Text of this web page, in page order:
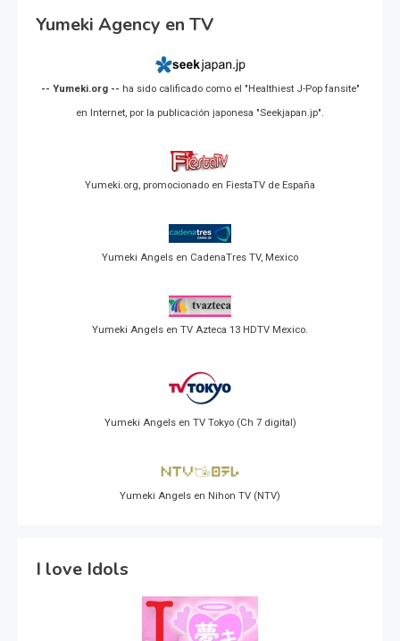
Yumeki Agency en TV
-- Yumeki.org -- ha sido calificado como el "Healthiest J-Pop fansite"
en Internet, por la publicación japonesa "Seekjapan.jp".
Yumeki.org, promocionado en FiestaTV de España
Yumeki Angels en CadenaTres TV, Mexico
Yumeki Angels en TV Azteca 13 HDTV Mexico.
Yumeki Angels en TV Tokyo (Ch 7 digital)
Yumeki Angels en Nihon TV (NTV)
I love Idols